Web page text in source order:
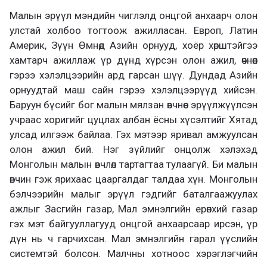
Малын эрүүл мэндийн чиглэлд онцгой анхаарч олон
улстай холбоо тогтоож ажилласан. Европ, Латин
Америк, Зүүн Өмнөд Азийн орнууд, хоёр хөрштэйгээ
хамтарч ажиллаж үр дүнд хүрсэн олон ажил, өчнөөн
гэрээ хэлэлцээрийн ард гарсан шүү. Дундад Азийн
орнуудтай маш сайн гэрээ хэлэлцээрүүд хийсэн.
Баруун бүсийг бог малын мялзан өвчнөөс эрүүлжүүлсэн
учраас хоригийг цуцлах албан ёсны хүсэлтийг Хятад
улсад илгээж байлаа. Гэх мэтээр яривал амжуулсан
олон ажил бий. Нэг зүйлийг онцолж хэлэхэд
Монголын малын өвчлөл тартагтаа тулаагүй. Би малын
өвчин гэж ярихаас цааргалдаг талдаа хүн. Монголын
бэлчээрийн малыг эрүүл гэдгийг баталгаажуулах
ажлыг Засгийн газар, Мал эмнэлгийн ерөнхий газар
гэх мэт байгууллагууд онцгой анхаарсаар ирсэн, үр
дүн нь ч гарчихсан. Мал эмнэлгийн гарал үүслийн
системтэй болсон. Малчны хотноос хэрэглэгчийн